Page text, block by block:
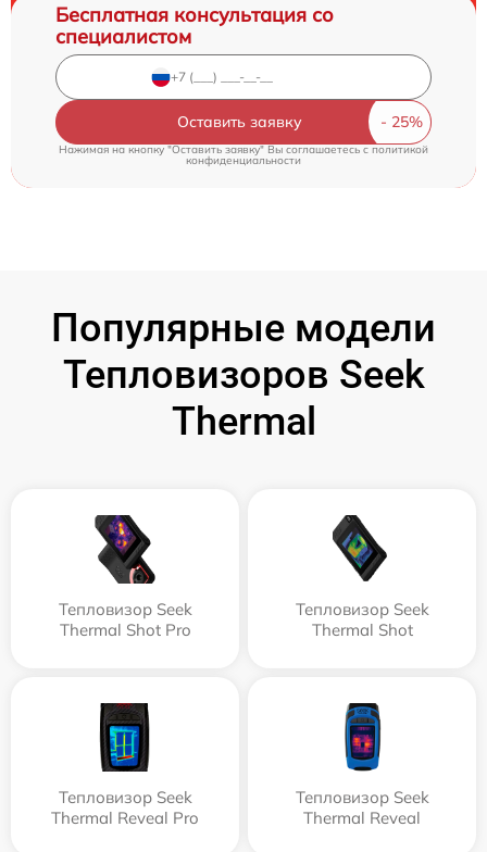
Бесплатная консультация со
специалистом
Оставить заявку
Нажимая на кнопку "Оставить заявку" Вы соглашаетесь cполитикой
конфиденциальности
Популярные модели
Тепловизоров Seek
Thermal
Тепловизор Seek
Thermal Shot Pro
Тепловизор Seek
Thermal Shot
Тепловизор Seek
Thermal Reveal Pro
Тепловизор Seek
Thermal Reveal